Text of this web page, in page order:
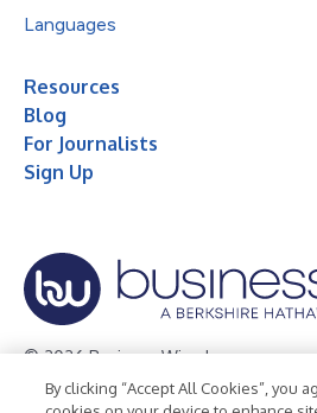
Languages
Resources
Blog
For Journalists
Sign Up
© 2026 Business Wire, Inc.
Privacy Policy Cookie Policy
By clicking “Accept All Cookies”, you